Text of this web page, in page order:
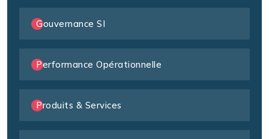
Gouvernance SI
Performance Opérationnelle
Produits & Services